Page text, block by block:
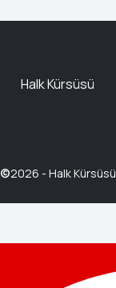
Halk Kürsüsü
©2026 - Halk Kürsüsü